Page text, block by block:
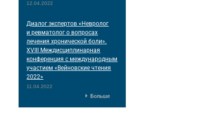
12.04.2022
Диалог экспертов «Невролог
и ревматолог о вопросах
лечения хронической боли».
XVIII Междисциплинарная
конференция c международным
участием «Вейновские чтения
2022»
11.04.2022
Больше